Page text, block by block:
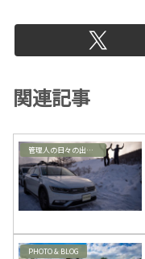
関連記事
管理人の日々の出来事
PHOTO & BLOG